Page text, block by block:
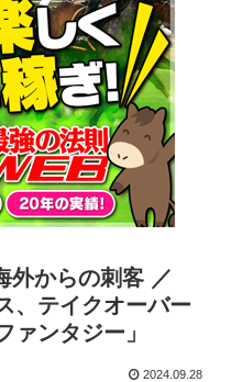
外からの刺客 ／
、テイクオーバー
ァンタジー」
2024.09.28